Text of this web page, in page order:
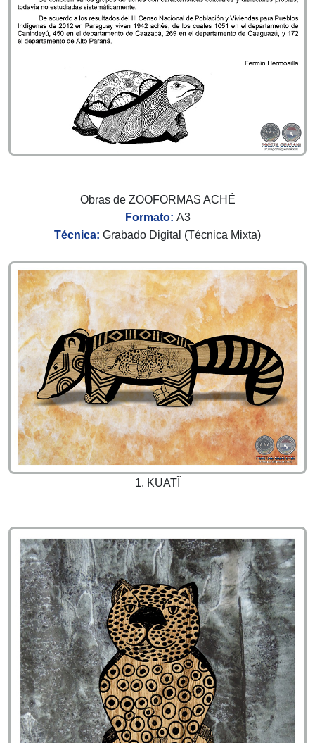
Obras de ZOOFORMAS ACHÉ
Formato: A3
Técnica: Grabado Digital (Técnica Mixta)
1. KUATĨ